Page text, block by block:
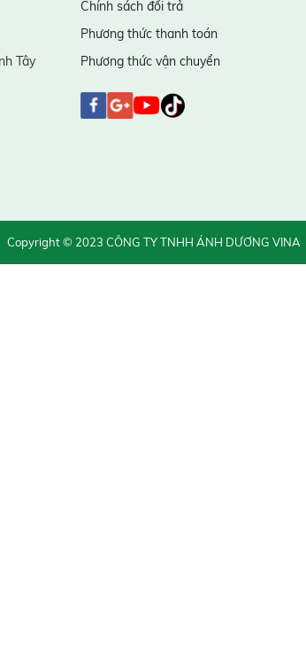
Tây
Chính sách đổi trả
Phương thức thanh toán
Phương thức vận chuyển
Copyright © 2023 CÔNG TY TNHH ÁNH DƯƠNG VINA